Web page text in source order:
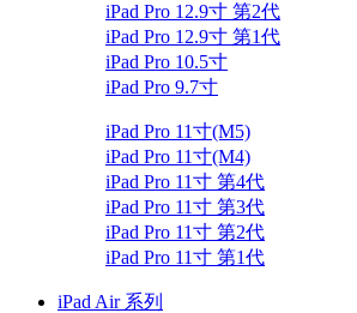
iPad Pro 12.9寸 第2代
iPad Pro 12.9寸 第1代
iPad Pro 10.5寸
iPad Pro 9.7寸
iPad Pro 11寸(M5)
iPad Pro 11寸(M4)
iPad Pro 11寸 第4代
iPad Pro 11寸 第3代
iPad Pro 11寸 第2代
iPad Pro 11寸 第1代
iPad Air 系列